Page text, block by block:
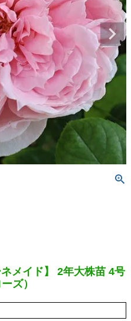
メイド】 2年大株苗 4号
ズ）